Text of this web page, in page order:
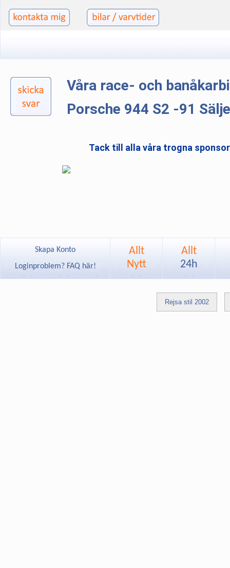
Våra race- och
Porsche 944 S2 -91
Tack till alla våra trogna
Skapa Konto
Loginproblem? FAQ här!
Allt
Nytt
Allt
24h
Rejsa stil 2002